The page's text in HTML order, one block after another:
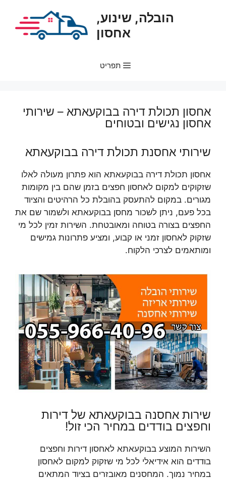
הובלה, שינוע,
אחסון
תפריט
אחסון תכולת דירה בבוקעאתא – שירותי
אחסון נגישים ובטוחים
שירותי אחסנת תכולת דירה בבוקעאתא
אחסון תכולת דירה בבוקעאתא הוא פתרון מעולה לאלו
שזקוקים למקום לאחסון חפצים בזמן שהם בין מקומות
מגורים. במקום להתעסק בהובלת כל הרהיטים והציוד
בכל פעם, ניתן לשכור מחסן בבוקעאתא ולשמור שם את
החפצים בצורה בטוחה ומאובטחת. השירות זמין לכל מי
שזקוק לאחסון זמני או קבוע, ומציע פתרונות גמישים
ומותאמים לצרכי הלקוח.
שירות אחסנה בבוקעאתא של דירות
וחפצים בודדים במחיר הכי זול!
השירות המוצע בבוקעאתא לאחסון דירות וחפצים
בודדים הוא אידיאלי לכל מי שזקוק למקום לאחסון
במחיר נמוך. המחסנים מאובזרים בציוד המתאים